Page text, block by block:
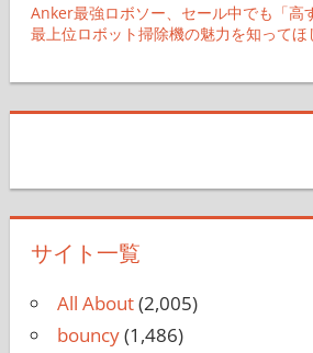
Anker最強ロボソー、セール中でも「高
最上位ロボット掃除機の魅力を知ってほ
サイト一覧
All About(2,005)
bouncy(1,486)